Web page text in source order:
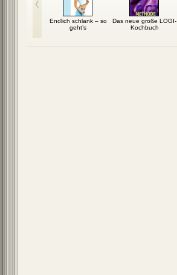
Endlich schlank – so
geht’s
Das neue große LOGI-
Kochbuch